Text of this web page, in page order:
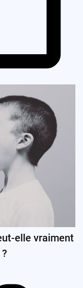
elle vraiment